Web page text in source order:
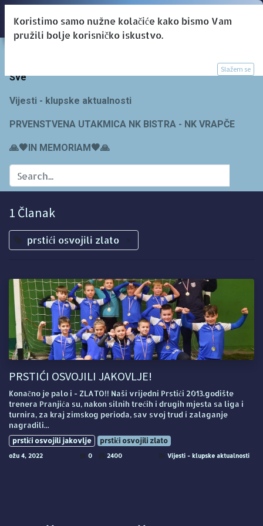
Sve
Vijesti - klupske aktualnosti
PRVENSTVENA UTAKMICA NK BISTRA - NK VRAPČE
🙏🖤IN MEMORIAM🖤🙏
1 Članak
prstići osvojili zlato ×
PRSTIĆI OSVOJILI JAKOVLJE!
Konačno je palo i - ZLATO!! Naši vrijedni Prstići 2013.godište
trenera Pranjića su, nakon silnih trećih i drugih mjesta sa liga i
turnira, za kraj zimskog perioda, sav svoj trud i zalaganje
nagradili...
prstići osvojili jakovlje prstići osvojili zlato
ožu 4, 2022 0 2400 Vijesti - klupske aktualnosti
Koristimo samo nužne kolačiće kako bismo Vam
pružili bolje korisničko iskustvo.
Slažem se